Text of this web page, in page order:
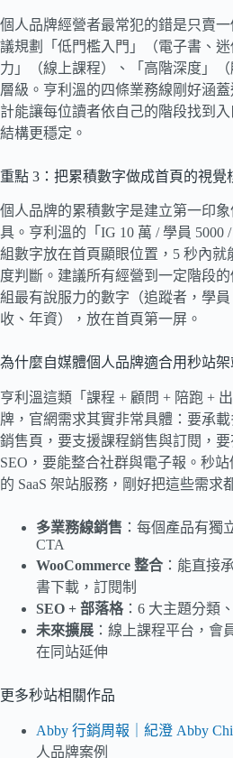
個人品牌經營者最常犯的錯是只賣
議規劃「低門檻入門」（電子書、
力」（線上課程）、「高階深度」
層級。亨利溫的四條業務線剛好涵
計能讓每位讀者依自己的階段找到
結構更穩定。
重點 3：把累積數字做成首頁的視覺
個人品牌的累積數字是建立第一印
具。亨利溫的「IG 10 萬 / 學員 5000
組數字放在首頁顯眼位置，5 秒內就
度判斷。建議所有經營到一定階段
組最有說服力的數字（追蹤者，學
收、年資），放在首頁第一屏。
為什麼自媒體個人品牌適合用秒站架
亨利溫這類「課程 + 顧問 + 陪跑 +
牌，官網需求其實非常具體：要承
銷售頁，要支援課程銷售與訂閱，
SEO，要能整合社群與電子報。秒站
的 SaaS 架站服務，剛好把這些需求
多業務線銷售 ：每個產品有獨
CTA
WooCommerce 整合 ：能直接
書下載，訂閱制
SEO + 部落格：6 大主題分類
未來擴展 ：線上課程平台，會
在同站延伸
更多秒站相關作品
Abby 行銷周報｜紀澄 Abby Chi
人品牌案例